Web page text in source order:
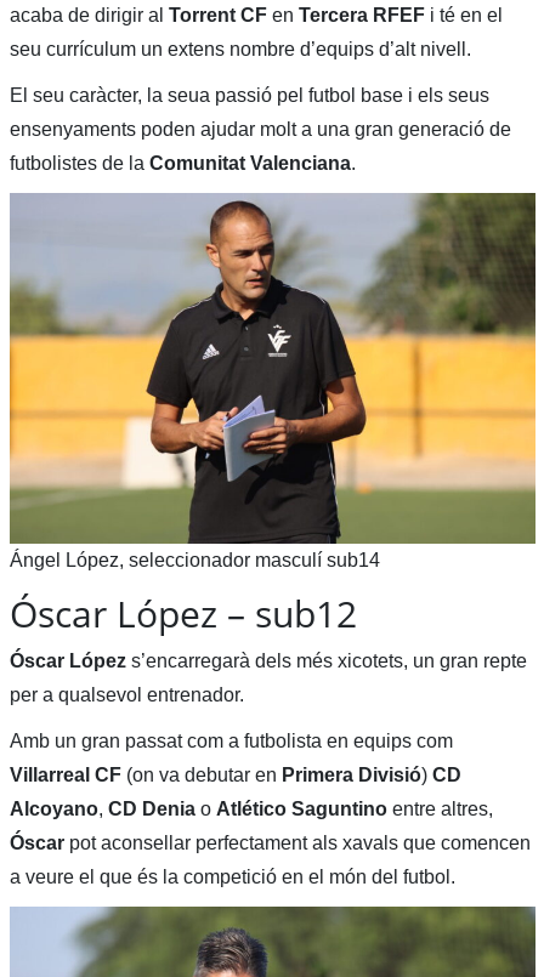
acaba de dirigir al Torrent CF en Tercera RFEFi té en el
seu currículum un extens nombre d’equips d’alt nivell.
El seu caràcter, la seua passió pel futbol base i els seus
ensenyaments poden ajudar molt a una gran generació de
futbolistes de la Comunitat Valenciana.
Ángel López, seleccionador masculí sub14
Óscar López – sub12
Óscar López s’encarregarà dels més xicotets, un gran repte
per a qualsevol entrenador.
Amb un gran passat com a futbolista en equips com
Villarreal CF (on va debutar en Primera Divisió) CD
Alcoyano, CD Deniao Atlético Saguntinoentre altres,
Óscar pot aconsellar perfectament als xavals que comencen
a veure el que és la competició en el món del futbol.